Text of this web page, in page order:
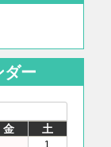
ダー
金 土
1